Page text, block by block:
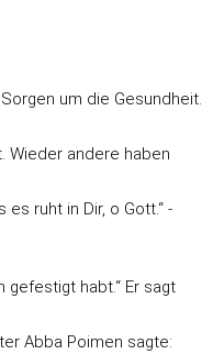
um die Gesundheit.
Wieder andere haben
ruht in Dir, o Gott.“ -
gefestigt habt.“ Er sagt
Abba Poimen sagte: